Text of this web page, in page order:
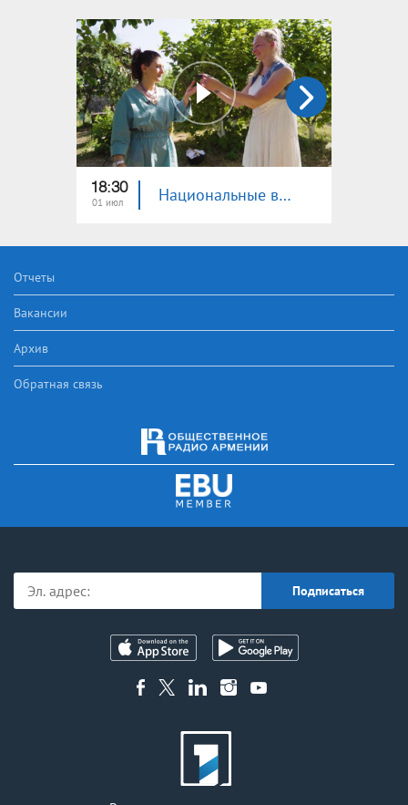
18:30
01 июл Национальные вкусы. Евреи
Отчеты
Вакансии
Архив
Обратная связь